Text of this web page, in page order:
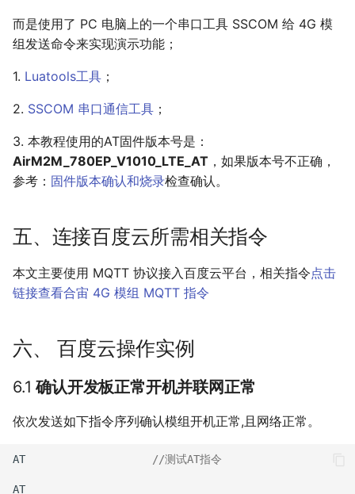
而是使用了 PC 电脑上的一个串口工具 SSCOM 给 4G 模
组发送命令来实现演示功能；
1. Luatools工具 ；
2. SSCOM 串口通信工具 ；
3. 本教程使用的AT固件版本号是：
AirM2M_780EP_V1010_LTE_AT ，如果版本号不正确，
参考： 固件版本确认和烧录检查确认。
五、连接百度云所需相关指令
本文主要使用 MQTT 协议接入百度云平台，相关指令点击
链接查看合宙 4G 模组 MQTT 指令
六、 百度云操作实例
6.1确认开发板正常开机并联网正常
依次发送如下指令序列确认模组开机正常,且网络正常。
AT //测试AT指令
AT